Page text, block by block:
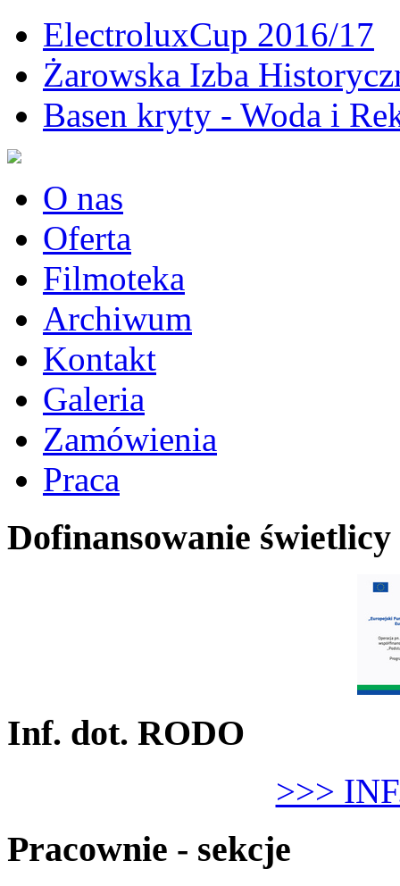
ElectroluxCup 2016/17
Żarowska Izba
Basen kryty - Woda i
O nas
Oferta
Filmoteka
Archiwum
Kontakt
Galeria
Zamówienia
Praca
Dofinansowanie świetlicy
Inf. dot. RODO
>>>
Pracownie - sekcje